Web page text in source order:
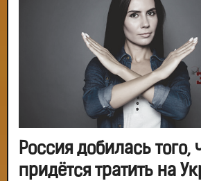
Россия добилась того,
придётся тратить на